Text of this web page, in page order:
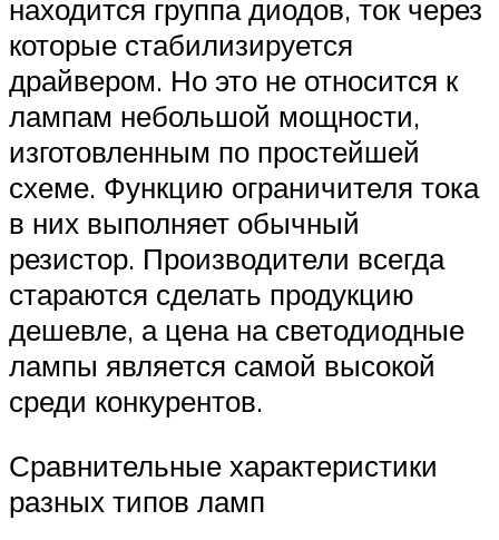
находится группа диодов, ток через
которые стабилизируется
драйвером. Но это не относится к
лампам небольшой мощности,
изготовленным по простейшей
схеме. Функцию ограничителя тока
в них выполняет обычный
резистор. Производители всегда
стараются сделать продукцию
дешевле, а цена на светодиодные
лампы является самой высокой
среди конкурентов.
Сравнительные характеристики
разных типов ламп